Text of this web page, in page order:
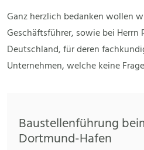
Ganz herzlich bedanken wollen
Geschäftsführer, sowie bei Herrn
Deutschland, für deren
Unternehmen, welche keine
Baustellenführung
Dortmund-Hafen